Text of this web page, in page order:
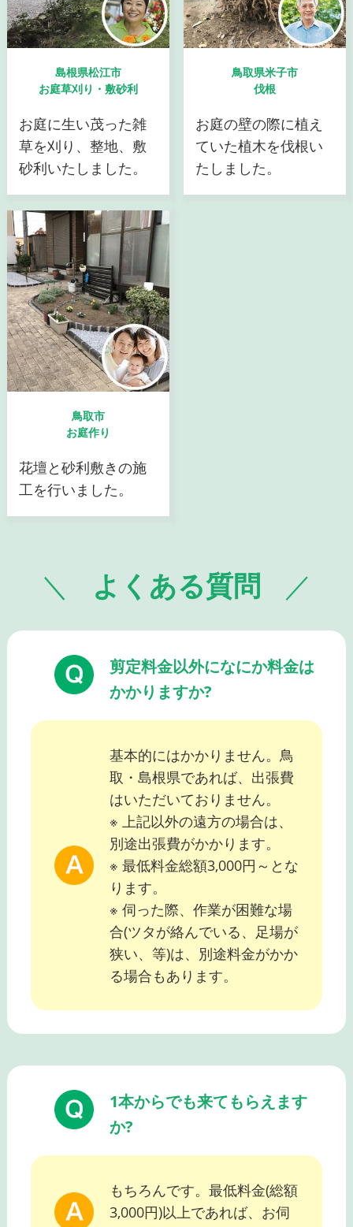
島根県松江市
お庭草刈り・敷砂利
お庭に生い茂った雑
草を刈り、整地、敷
砂利いたしました。
鳥取県米子市
伐根
お庭の壁の際に植え
ていた植木を伐根い
たしました。
鳥取市
お庭作り
花壇と砂利敷きの施
工を行いました。
よくある質問
剪定料金以外になにか料金は
かかりますか?
基本的にはかかりません。鳥
取・島根県であれば、出張費
はいただいておりません。
※ 上記以外の遠方の場合は、
別途出張費がかかります。
※ 最低料金総額3,000円～とな
ります。
※ 伺った際、作業が困難な場
合(ツタが絡んでいる、足場が
狭い、等)は、別途料金がかか
る場合もあります。
1本からでも来てもらえます
か?
もちろんです。最低料金(総額
3,000円)以上であれば、お伺